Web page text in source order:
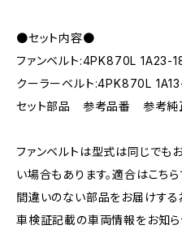
●セット内容●
ファンベルト:4PK870L 1A23-
クーラーベルト:4PK870L
セット部品 参考品番 参考純
ファンベルトは型式は同じでも
い場合もあります。適合はこちら
間違いのない部品をお届けす
車検証記載の車両情報をお知ら